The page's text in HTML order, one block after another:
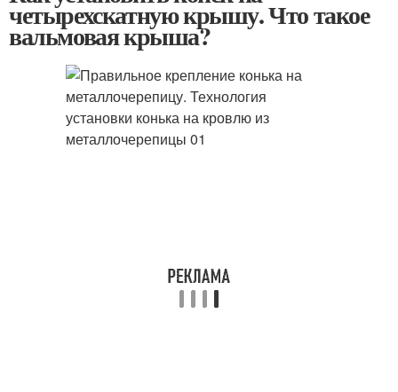
четырехскатную крышу. Что такое
вальмовая крыша?